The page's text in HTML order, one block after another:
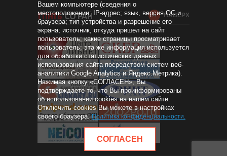
НАВЕРХ
Вашем компьютере (сведения о
местоположении; IP-адрес; язык, версия ОС и
браузера; тип устройства и разрешение его
экрана; источник, откуда пришел на сайт
пользователь; какие страницы просматривает
пользователь; эта же информация используется
для обработки статистических данных
использования сайта посредством систем веб-
аналитики Google Analytics и Яндекс.Метрика).
Нажимая кнопку «СОГЛАСЕН», Вы
подтверждаете то, что Вы проинформированы
об использовании cookies на нашем сайте.
Отключить cookies Вы можете в настройках
своего браузера.Политика конфиденциальности.
СОГЛАСЕН